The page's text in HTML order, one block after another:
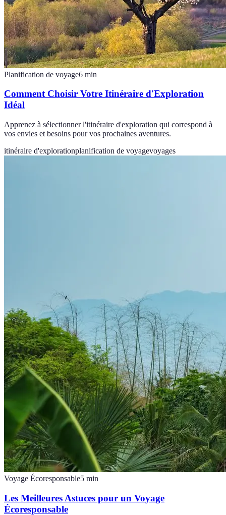
Planification de voyage6 min
Comment Choisir Votre Itinéraire d'Exploration
Idéal
Apprenez à sélectionner l'itinéraire d'exploration qui correspond à
vos envies et besoins pour vos prochaines aventures.
itinéraire d'explorationplanification de voyagevoyages
Voyage Écoresponsable5 min
Les Meilleures Astuces pour un Voyage
Écoresponsable